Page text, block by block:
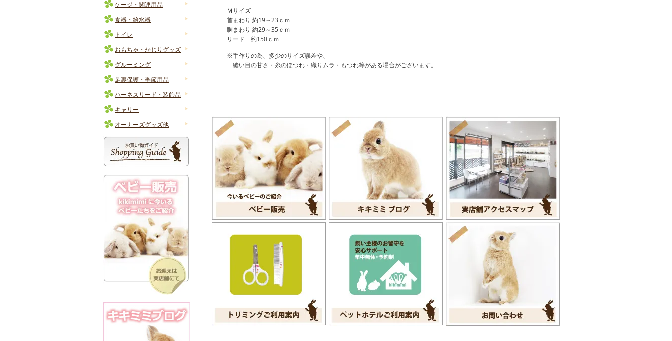
ケージ・関連用品
食器・給水器
トイレ
おもちゃ・かじりグッズ
グルーミング
足裏保護・季節用品
ハーネスリード・装飾品
キャリー
オーナーズグッズ他
Ｍサイズ
首まわり 約19～23ｃｍ
胴まわり 約29～35ｃｍ
リード 約150ｃｍ
※手作りの為、多少のサイズ誤差や、
縫い目の甘さ・糸のほつれ・織りムラ・もつれ等がある場合がございます。